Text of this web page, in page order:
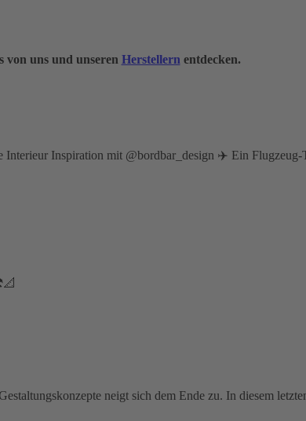
von uns und unseren Herstellern entdecken.
Inspiration mit @bordbar_design ✈️ Ein
neigt sich dem Ende zu. In diesem